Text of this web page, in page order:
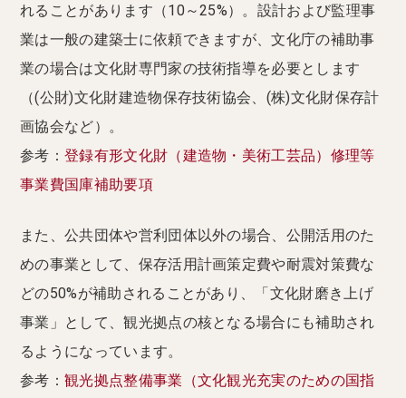
れることがあります（10～25%）。設計および監理事
業は一般の建築士に依頼できますが、文化庁の補助事
業の場合は文化財専門家の技術指導を必要とします
（(公財)文化財建造物保存技術協会、(株)文化財保存計
画協会など）。
参考： 登録有形文化財（建造物・美術工芸品）修理等
事業費国庫補助要項
また、公共団体や営利団体以外の場合、公開活用のた
めの事業として、保存活用計画策定費や耐震対策費な
どの50%が補助されることがあり、「文化財磨き上げ
事業」として、観光拠点の核となる場合にも補助され
るようになっています。
参考： 観光拠点整備事業（文化観光充実のための国指